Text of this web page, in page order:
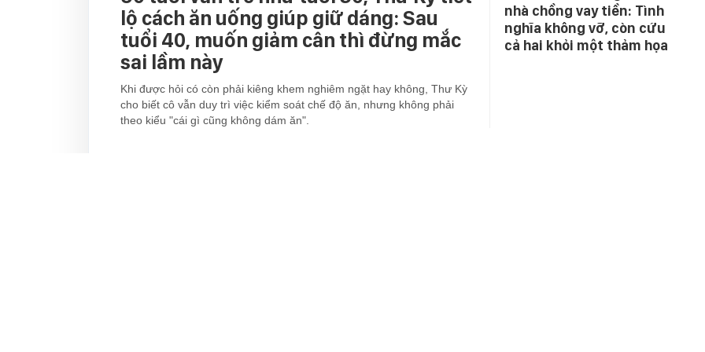
lộ cách ăn uống giúp giữ dáng: Sau
tuổi 40, muốn giảm cân thì đừng mắc
sai lầm này
Khi được hỏi có còn phải kiêng khem nghiêm ngặt hay không, Thư Kỳ
cho biết cô vẫn duy trì việc kiểm soát chế độ ăn, nhưng không phải
theo kiểu "cái gì cũng không dám ăn".
nhà chồng vay tiền: Tình
nghĩa không vỡ, còn cứu
cả hai khỏi một thảm họa